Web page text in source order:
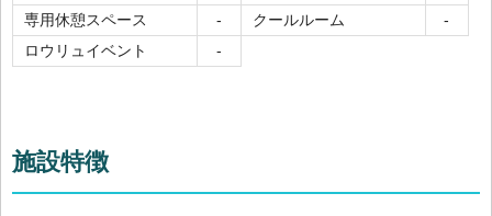
専用休憩スペース
- クールルーム
-
ロウリュイベント
-
施設特徴